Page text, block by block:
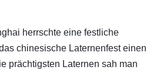
herrschte eine festliche
chinesische Laternenfest einen
prächtigsten Laternen sah man